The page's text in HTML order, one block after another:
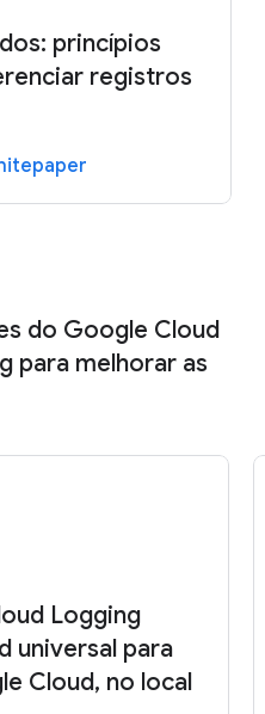
princípios
registros
do Google Cloud
para melhorar as
Logging
universal para
Cloud, no local